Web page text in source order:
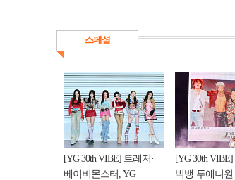
스페셜
[YG 30th VIBE] 트레저·
베이비몬스터, YG
[YG 30th
빅뱅·투애니원